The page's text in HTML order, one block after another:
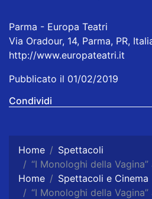
Parma - Europa Teatri
Via Oradour, 14, Parma, PR,
http://www.europateatri.it
Pubblicato il 01/02/2019
Condividi
Home
Spettacoli
“I Monologhi della
Home
Spettacoli e Cinema
“I Monologhi della